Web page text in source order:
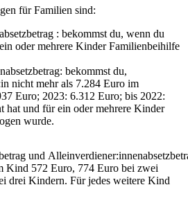
für Familien sind:
: bekommst du, wenn du
oder mehrere Kinder Familienbeihilfe
bekommst du,
nicht mehr als 7.284 Euro im
Euro; 2023: 6.312 Euro; bis 2022:
hat und für ein oder mehrere Kinder
wurde.
und
Kind 572 Euro, 774 Euro bei zwei
drei Kindern. Für jedes weitere Kind